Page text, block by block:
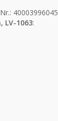
40003996045
LV-1063: